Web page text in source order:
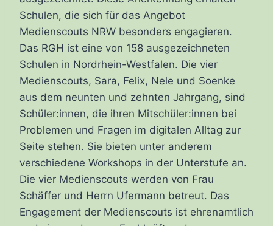
Schulen, die sich für das Angebot
Medienscouts NRW besonders engagieren.
Das RGH ist eine von 158 ausgezeichneten
Schulen in Nordrhein-Westfalen. Die vier
Medienscouts, Sara, Felix, Nele und Soenke
aus dem neunten und zehnten Jahrgang, sind
Schüler:innen, die ihren Mitschüler:innen bei
Problemen und Fragen im digitalen Alltag zur
Seite stehen. Sie bieten unter anderem
verschiedene Workshops in der Unterstufe an.
Die vier Medienscouts werden von Frau
Schäffer und Herrn Ufermann betreut. Das
Engagement der Medienscouts ist ehrenamtlich